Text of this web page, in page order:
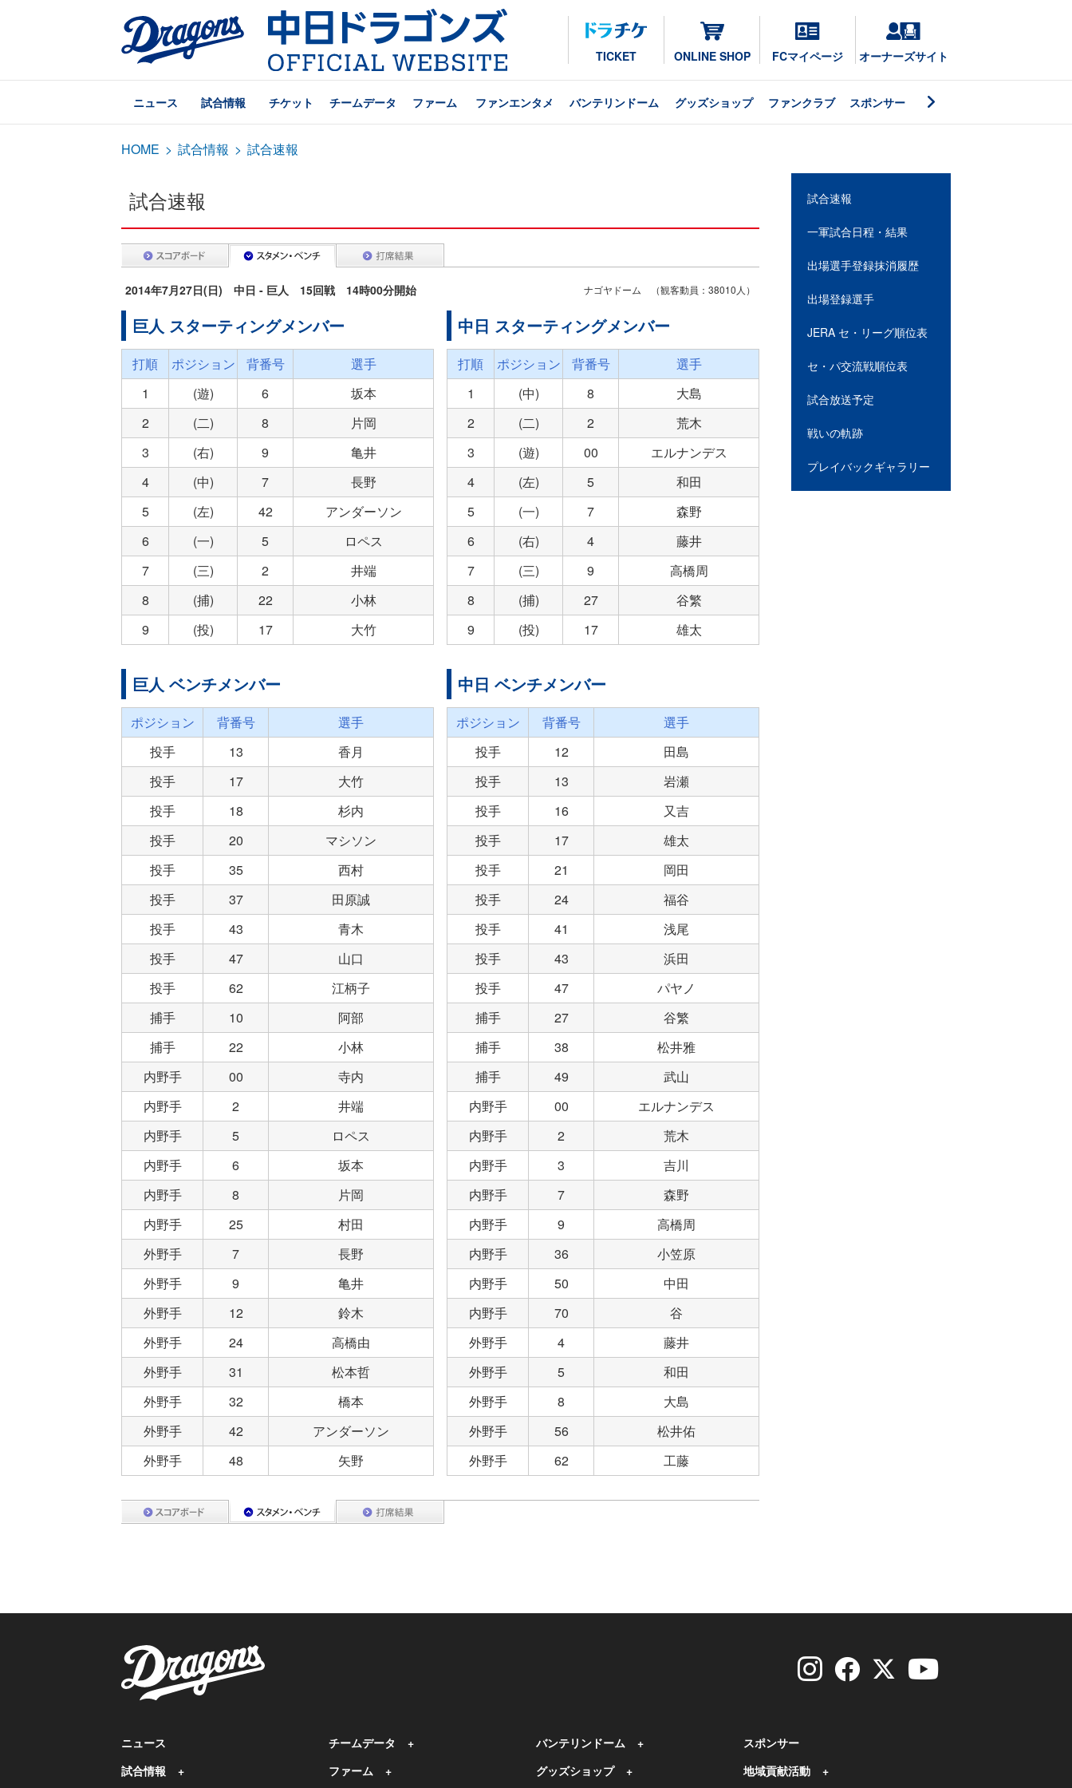
TICKET ONLINE SHOP FCマイページ オーナーズサイト
ニュース 試合情報 チケット チームデータ ファーム ファンエンタメ バンテリンドーム グッズショップ ファンクラブ スポンサー
HOME > 試合情報 > 試合速報
試合速報
2014年7月27日(日) 中日 - 巨人 15回戦 14時00分開始 ナゴヤドーム （観客動員：38010人）
巨人 スターティングメンバー
打順 ポジション 背番号
選手
1
(遊) 6
坂本
2
(二) 8
片岡
3
(右) 9
亀井
4
(中) 7
長野
5
(左) 42
アンダーソン
6
(一) 5
ロペス
7
(三) 2
井端
8
(捕) 22
小林
9
(投) 17 大竹
中日 スターティングメンバー
打順 ポジション 背番号
選手
1
(中) 8
大島
2
(二) 2
荒木
3
(遊) 00
エルナンデス
4
(左) 5
和田
5
(一) 7
森野
6
(右) 4
藤井
7
(三) 9
高橋周
8
(捕) 27
谷繁
9
(投) 17 雄太
巨人 ベンチメンバー
ポジション 背番号
選手
投手
13
香月
投手
17
大竹
投手
18
杉内
投手
20
マシソン
投手
35
西村
投手
37
田原誠
投手
43
青木
投手
47
山口
投手
62
江柄子
捕手
10
阿部
捕手
22
小林
内野手
00
寺内
内野手
2
井端
内野手
5
ロペス
内野手
6
坂本
内野手
8
片岡
内野手
25
村田
外野手
7
長野
外野手
9
亀井
外野手
12
鈴木
外野手
24
高橋由
外野手
31
松本哲
外野手
32
橋本
外野手
42
アンダーソン
外野手
48 矢野
中日 ベンチメンバー
ポジション 背番号
選手
投手
12
田島
投手
13
岩瀬
投手
16
又吉
投手
17
雄太
投手
21
岡田
投手
24
福谷
投手
41
浅尾
投手
43
浜田
投手
47
パヤノ
捕手
27
谷繁
捕手
38
松井雅
捕手
49
武山
内野手
00
エルナンデス
内野手
2
荒木
内野手
3
吉川
内野手
7
森野
内野手
9
高橋周
内野手
36
小笠原
内野手
50
中田
内野手
70
谷
外野手
4
藤井
外野手
5
和田
外野手
8
大島
外野手
56
松井佑
外野手
62 工藤
試合速報
一軍試合日程・結果
出場選手登録抹消履歴
出場登録選手
JERA セ・リーグ順位表
セ・パ交流戦順位表
試合放送予定
戦いの軌跡
プレイバックギャラリー
ニュース
試合情報
チームデータ
ファーム
バンテリンドーム
グッズショップ
スポンサー
地域貢献活動